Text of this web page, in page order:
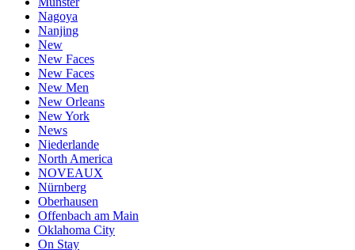
Nagoya
Nanjing
New
New Faces
New Faces
New Men
New Orleans
New York
News
Niederlande
North America
NOVEAUX
Nürnberg
Oberhausen
Offenbach am Main
Oklahoma City
On Stay